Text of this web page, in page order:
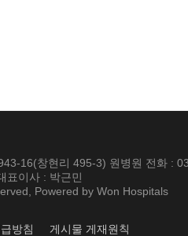
16(창현리 495-3) 원병원 전화 :
표이사 : 박근민
Powered by Won Hospitals
방침
게시물 게재원칙